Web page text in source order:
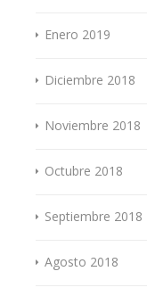
Enero 2019
Diciembre 2018
Noviembre 2018
Octubre 2018
Septiembre 2018
Agosto 2018